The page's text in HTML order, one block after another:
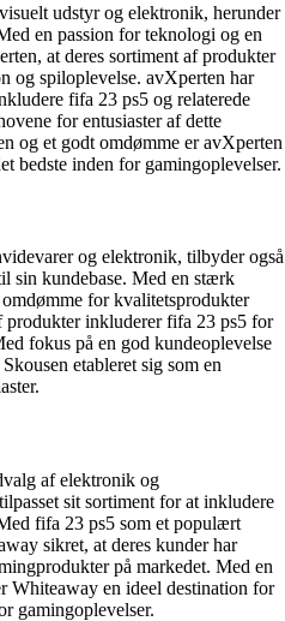
udstyr og elektronik, herunder
en passion for teknologi og en
at deres sortiment af produkter
og spiloplevelse. avXperten har
fifa 23 ps5 og relaterede
for entusiaster af dette
og et godt omdømme er avXperten
bedste inden for gamingoplevelser.
og elektronik, tilbyder også
sin kundebase. Med en stærk
for kvalitetsprodukter
produkter inkluderer fifa 23 ps5 for
fokus på en god kundeoplevelse
etableret sig som en
af elektronik og
sit sortiment for at inkludere
fifa 23 ps5 som et populært
sikret, at deres kunder har
på markedet. Med en
Whiteaway en ideel destination for
gamingoplevelser.